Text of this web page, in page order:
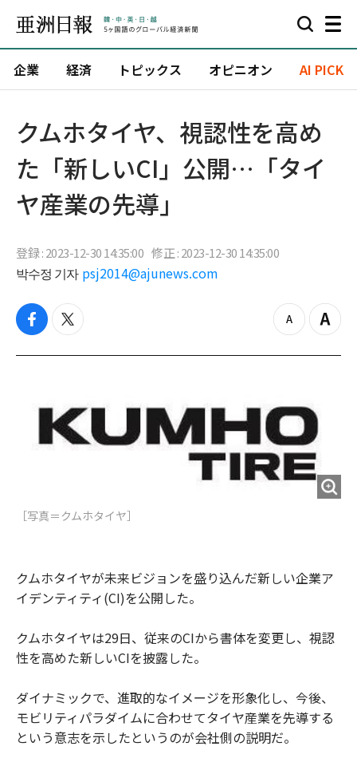
企業 経済 トピックス オピニオン AI PICK
クムホタイヤ、視認性を高め
た「新しいCI」公開…「タイ
ヤ産業の先導」
登録 : 2023-12-30 14:35:00 修正 : 2023-12-30 14:35:00
박수정 기자 psj2014@ajunews.com
f
c
t
i
r
z
o
t
Z
o
［写真＝クムホタイヤ］
クムホタイヤが未来ビジョンを盛り込んだ新しい企業ア
イデンティティ(CI)を公開した。
クムホタイヤは29日、従来のCIから書体を変更し、視認
性を高めた新しいCIを披露した。
ダイナミックで、進取的なイメージを形象化し、今後、
モビリティパラダイムに合わせてタイヤ産業を先導する
という意志を示したというのが会社側の説明だ。